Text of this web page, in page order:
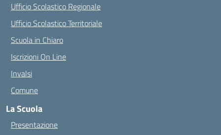
Ufficio Scolastico Regionale
Ufficio Scolastico Territoriale
Scuola in Chiaro
Iscrizioni On Line
Invalsi
Comune
La Scuola
Presentazione